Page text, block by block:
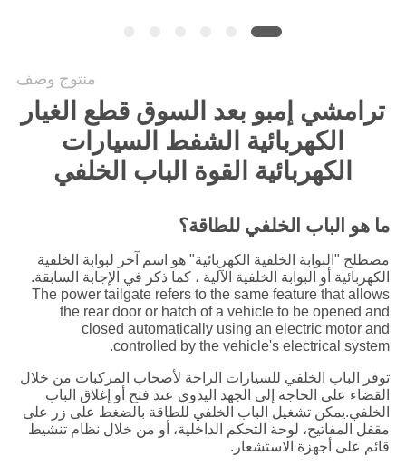
منتوج وصف
ترامشي إمبو بعد السوق قطع الغيار
الكهربائية الشفط السيارات
الكهربائية القوة الباب الخلفي
ما هو الباب الخلفي للطاقة؟
مصطلح "البوابة الخلفية الكهربائية" هو اسم آخر لبوابة الخلفية
الكهربائية أو البوابة الخلفية الآلية ، كما ذكر في الإجابة السابقة.
The power tailgate refers to the same feature that allows
the rear door or hatch of a vehicle to be opened and
closed automatically using an electric motor and
controlled by the vehicle's electrical system.
توفر الباب الخلفي للسيارات الراحة لأصحاب المركبات من خلال
القضاء على الحاجة إلى الجهد اليدوي عند فتح أو إغلاق الباب
الخلفي.يمكن تشغيل الباب الخلفي للطاقة بالضغط على زر على
مقفل المفاتيح، لوحة التحكم الداخلية، أو من خلال نظام تنشيط
قائم على أجهزة الاستشعار.